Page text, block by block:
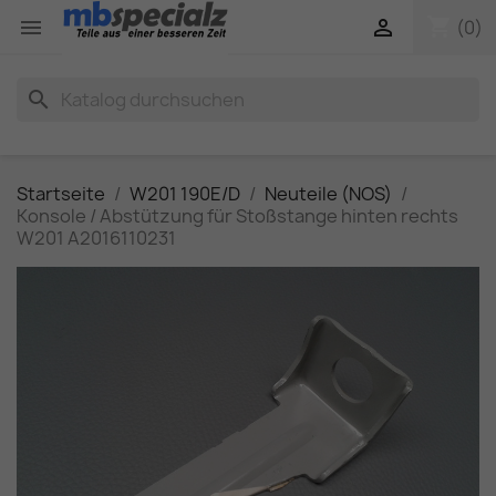
 (0)

search
Startseite W201 190E/D
Neuteile (NOS)
Konsole / Abstützung für Stoßstange hinten rechts
W201 A2016110231